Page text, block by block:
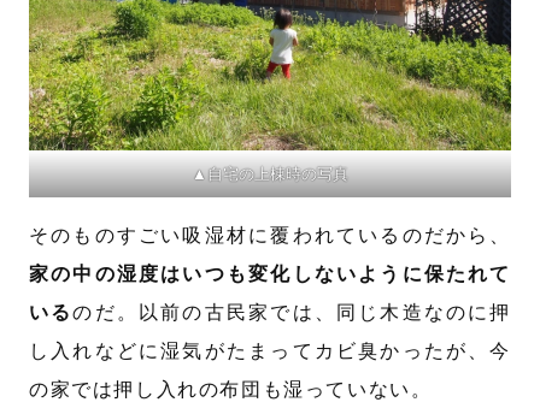
▲自宅の上棟時の写真
そのものすごい吸湿材に覆われているのだから、
家の中の湿度はいつも変化しないように保たれて
いるのだ。以前の古民家では、同じ木造なのに押
し入れなどに湿気がたまってカビ臭かったが、今
の家では押し入れの布団も湿っていない。